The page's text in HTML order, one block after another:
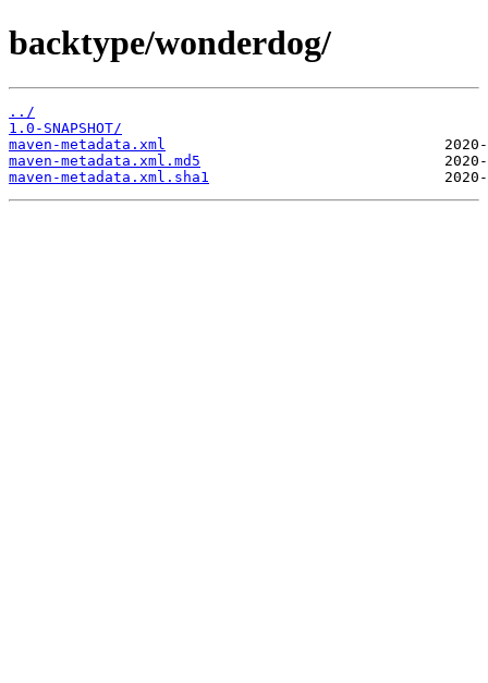
backtype/wonderdog/
../
1.0-SNAPSHOT/
maven-metadata.xml
maven-metadata.xml.md5
maven-metadata.xml.sha1